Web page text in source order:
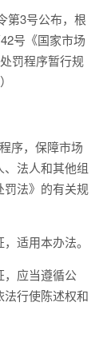
第3号公布，根
号《国家市场
罚程序暂行规
序，保障市场
法人和其他组
罚法》的有关规
适用本办法。
应当遵循公
行使陈述权和